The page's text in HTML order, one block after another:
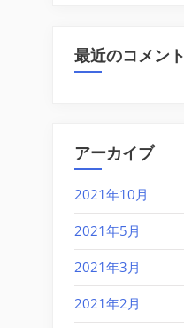
最近のコメント
アーカイブ
2021年10月
2021年5月
2021年3月
2021年2月